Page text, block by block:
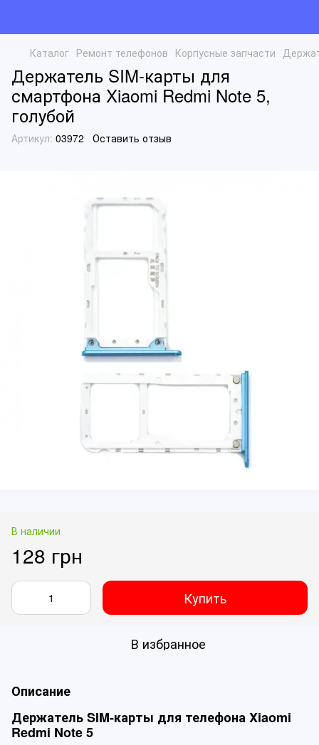
Каталог Ремонт телефонов Корпусные запчасти
Держатель SIM-карты для
смартфона Xiaomi Redmi Note 5,
голубой
Артикул: 03972 Оставить отзыв
В наличии
128 грн
Купить
В избранное
Описание
Держатель SIM-карты для телефона Xiaomi
Redmi Note 5